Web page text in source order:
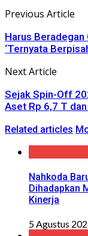
Previous Article
Harus
‘Ternyata
Next Article
Sejak Spin-Off
Aset Rp 6,7 T dan
Related articles
Nahkoda
Dihadapkan
Kinerja
5 Agustus